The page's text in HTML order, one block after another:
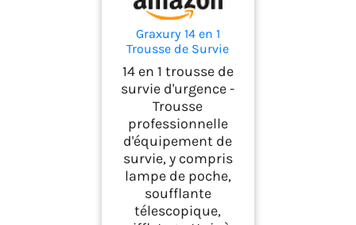
Graxury 14 en 1
Trousse de Survie
Polyvalente Trousse
de Premiers Soins
pour Les Sports de
Plein Air, Le Camping,
l'alpinisme, Les
Pierres Ignifuges
(Couteau et Pince)
14 en 1 trousse de
survie d'urgence -
Trousse
professionnelle
d'équipement de
survie, y compris
lampe de poche,
soufflante
télescopique,